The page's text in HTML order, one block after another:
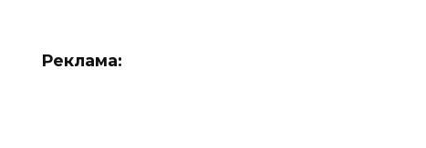
Реклама: